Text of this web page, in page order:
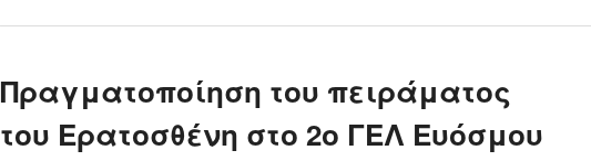
Πραγματοποίηση του πειράματος
του Ερατοσθένη στο 2ο ΓΕΛ Ευόσμου